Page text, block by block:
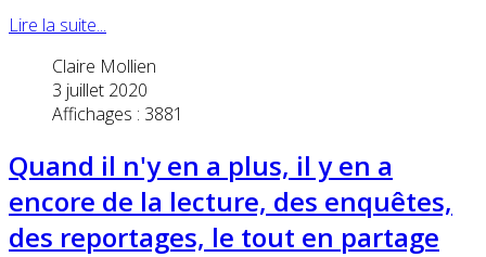
Lire la suite...
Claire Mollien
3 juillet 2020
Affichages : 3881
Quand il n'y en a plus, il y en a
encore de la lecture, des enquêtes,
des reportages, le tout en partage